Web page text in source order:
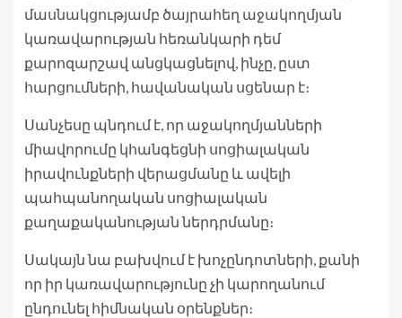
մասնակցությամբ ծայրահեղ աջակողմյան
կառավարության հեռանկարի դեմ
քարոզարշավ անցկացնելով, ինչը, ըստ
հարցումների, հավանական սցենար է։
Սանչեսը պնդում է, որ աջակողմյանների
միավորումը կհանգեցնի սոցիալական
իրավունքների վերացմանը և ավելի
պահպանողական սոցիալական
քաղաքականության ներդրմանը։
Սակայն նա բախվում է խոչընդոտների, քանի
որ իր կառավարությունը չի կարողանում
ընդունել հիմնական օրենքներ։